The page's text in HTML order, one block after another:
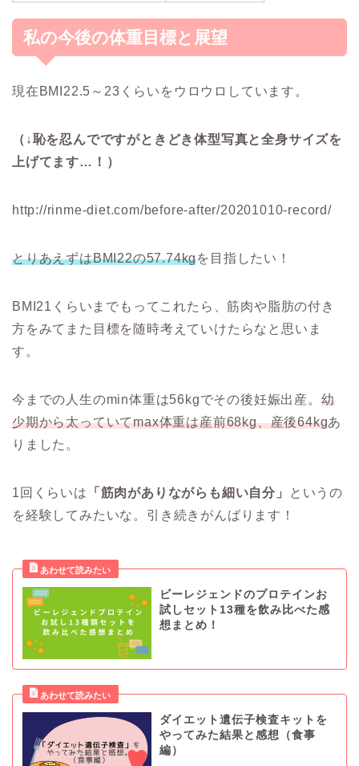
私の今後の体重目標と展望
現在BMI22.5～23くらいをウロウロしています。
（↓恥を忍んでですがときどき体型写真と全身サイズを
上げてます…！）
http://rinme-diet.com/before-after/20201010-record/
とりあえずはBMI22の57.74kgを目指したい！
BMI21くらいまでもってこれたら、筋肉や脂肪の付き
方をみてまた目標を随時考えていけたらなと思いま
す。
今までの人生のmin体重は56kgでその後妊娠出産。 幼
少期から太っていてmax体重は産前68kg、産後64kgあ
りました。
1回くらいは 「筋肉がありながらも細い自分」
というの
を経験してみたいな。引き続きがんばります！
ビーレジェンドのプロテインお
試しセット13種を飲み比べた感
想まとめ！
ダイエット遺伝子検査キットを
やってみた結果と感想（食事
編）